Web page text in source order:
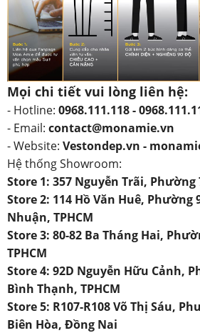
Mọi chi tiết vui lòng liên hệ:
- Hotline: 0968.111.118 -
- Email: contact@monamie.vn
- Website: Vestondep.vn -
Hệ thống Showroom:
Store 1: 357 Nguyễn Trãi, Phường
Store 2: 114 Hồ Văn Huê, Phường
Nhuận, TPHCM
Store 3: 80-82 Ba Tháng Hai,
TPHCM
Store 4: 92D Nguyễn Hữu Cảnh,
Bình Thạnh, TPHCM
Store 5: R107-R108 Võ Thị Sáu,
Biên Hòa, Đồng Nai